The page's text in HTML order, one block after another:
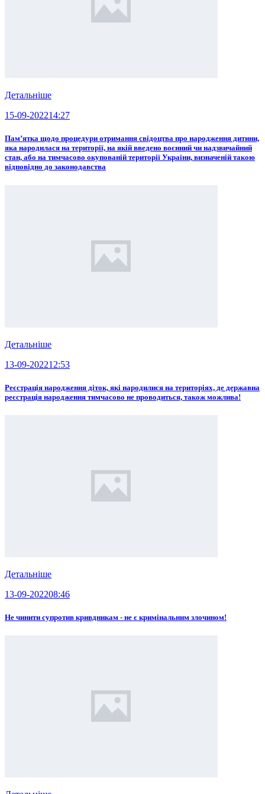
Детальніше
15-09-202214:27
Пам’ятка щодо процедури отримання свідоцтва про народження дитини,
яка народилася на території, на якій введено воєнний чи надзвичайний
стан, або на тимчасово окупованій території України, визначеній такою
відповідно до законодавства
Детальніше
13-09-202212:53
Реєстрація народження діток, які народилися на територіях, де державна
реєстрація народження тимчасово не проводиться, також можлива!
Детальніше
13-09-202208:46
Не чинити супротив кривдникам - не є кримінальним злочином!